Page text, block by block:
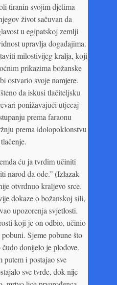
tiranin svojim djelima
život sačuvan da
u egipatskoj zemlji
upravlja događajima.
milostivijeg kralja, koji
prikazima božanske
ostvario svoje namjere.
da iskusi tlačiteljsku
ponižavajući utjecaj
prema faraonu
prema idolopoklonstvu
ću ja tvrdim učiniti
narod da ode.” (Izlazak
otvrdnuo kraljevo srce.
dokaze o božanskoj sili,
upozorenja svjetlosti.
koji je on odbio, učinio
Sjeme pobune što
donijelo je plodove.
i postajao sve
sve tvrđe, dok nije